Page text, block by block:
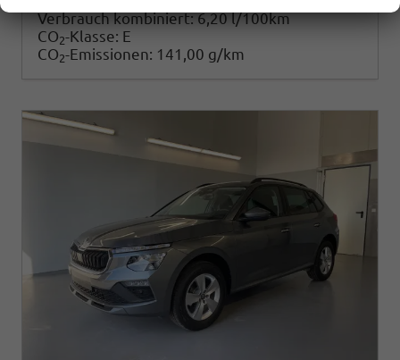
Verbrauch kombiniert:6,20 l/100km
CO2-Klasse: E
CO2-Emissionen: 141,00 g/km